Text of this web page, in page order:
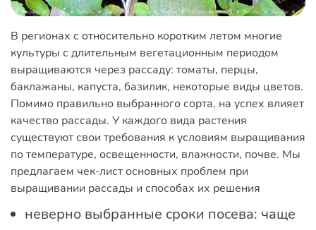
В регионах с относительно коротким летом многие
культуры с длительным вегетационным периодом
выращиваются через рассаду: томаты, перцы,
баклажаны, капуста, базилик, некоторые виды цветов.
Помимо правильно выбранного сорта, на успех влияет
качество рассады. У каждого вида растения
существуют свои требования к условиям выращивания
по температуре, освещенности, влажности, почве. Мы
предлагаем чек-лист основных проблем при
выращивании рассады и способах их решения
неверно выбранные сроки посева: чаще